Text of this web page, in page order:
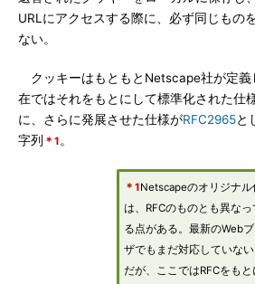
URLにアクセスする際に、必ず同じもの
ない。
クッキーはもともとNetscape社が定義
在ではそれをもとにして標準化された仕
に、さらに発展させた仕様がRFC2965と
字列 ＊1 。
＊1Netscapeのオリジナル
は、RFCのものとも異なっ
る点がある。最新のWeb
ザでもまだ対応していない
だが、ここではRFCをもと